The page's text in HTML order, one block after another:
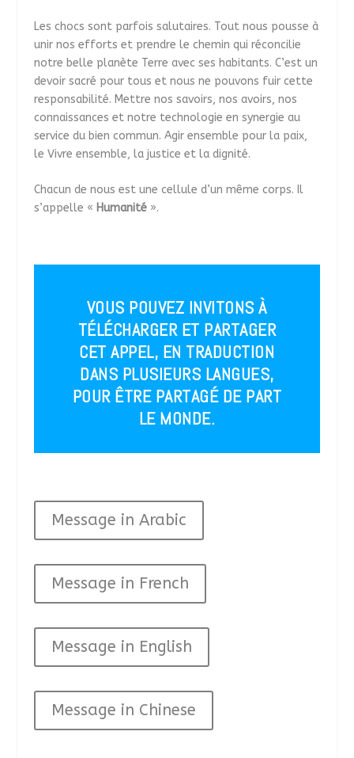
Les chocs sont parfois salutaires. Tout nous pousse à
unir nos efforts et prendre le chemin qui réconcilie
notre belle planète Terre avec ses habitants. C’est un
devoir sacré pour tous et nous ne pouvons fuir cette
responsabilité. Mettre nos savoirs, nos avoirs, nos
connaissances et notre technologie en synergie au
service du bien commun. Agir ensemble pour la paix,
le Vivre ensemble, la justice et la dignité.
Chacun de nous est une cellule d’un même corps. Il
s’appelle « Humanité».
VOUS POUVEZ INVITONS À
TÉLÉCHARGER ET PARTAGER
CET APPEL, EN TRADUCTION
DANS PLUSIEURS LANGUES,
POUR ÊTRE PARTAGÉ DE PART
LE MONDE.
Message in Arabic
Message in French
Message in English
Message in Chinese